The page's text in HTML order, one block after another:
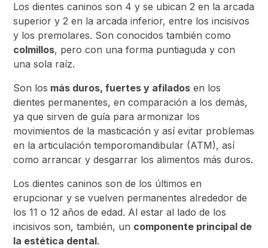
Los dientes caninos son 4 y se ubican 2 en la arcada
superior y 2 en la arcada inferior, entre los incisivos
y los premolares. Son conocidos también como
colmillos, pero con una forma puntiaguda y con
una sola raíz.
Son los más duros, fuertes y afilados en los
dientes permanentes, en comparación a los demás,
ya que sirven de guía para armonizar los
movimientos de la masticación y así evitar problemas
en la articulación temporomandibular (ATM), así
como arrancar y desgarrar los alimentos más duros.
Los dientes caninos son de los últimos en
erupcionar y se vuelven permanentes alrededor de
los 11 o 12 años de edad. Al estar al lado de los
incisivos son, también, un componente principal de
la estética dental.